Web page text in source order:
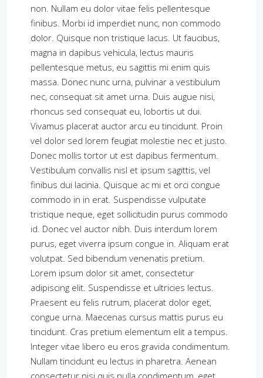
non. Nullam eu dolor vitae felis pellentesque
finibus. Morbi id imperdiet nunc, non commodo
dolor. Quisque non tristique lacus. Ut faucibus,
magna in dapibus vehicula, lectus mauris
pellentesque metus, eu sagittis mi enim quis
massa. Donec nunc urna, pulvinar a vestibulum
nec, consequat sit amet urna. Duis augue nisi,
rhoncus sed consequat eu, lobortis ut dui.
Vivamus placerat auctor arcu eu tincidunt. Proin
vel dolor sed lorem feugiat molestie nec et justo.
Donec mollis tortor ut est dapibus fermentum.
Vestibulum convallis nisl et ipsum sagittis, vel
finibus dui lacinia. Quisque ac mi et orci congue
commodo in in erat. Suspendisse vulputate
tristique neque, eget sollicitudin purus commodo
id. Donec vel auctor nibh. Duis interdum lorem
purus, eget viverra ipsum congue in. Aliquam erat
volutpat. Sed bibendum venenatis pretium.
Lorem ipsum dolor sit amet, consectetur
adipiscing elit. Suspendisse et ultricies lectus.
Praesent eu felis rutrum, placerat dolor eget,
congue urna. Maecenas cursus mattis purus eu
tincidunt. Cras pretium elementum elit a tempus.
Integer vitae libero eu eros gravida condimentum.
Nullam tincidunt eu lectus in pharetra. Aenean
consectetur nisi quis nulla condimentum, eget